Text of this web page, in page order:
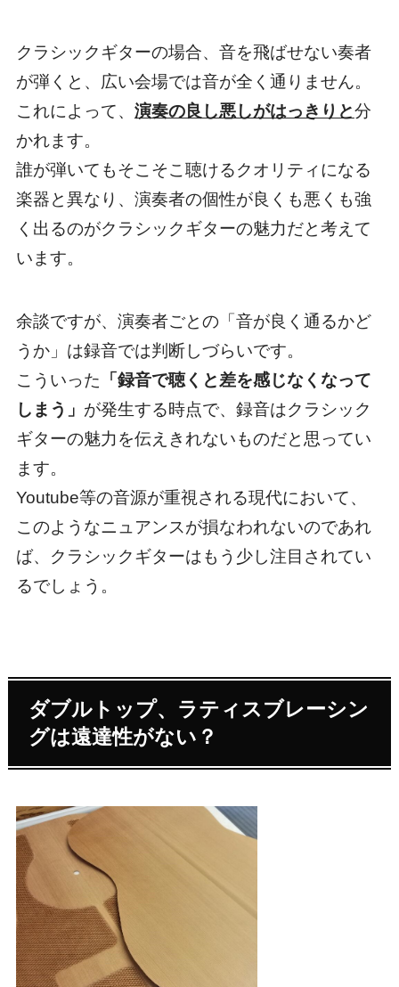
クラシックギターの場合、音を飛ばせない奏者
が弾くと、広い会場では音が全く通りません。
これによって、 演奏の良し悪しがはっきりと分
かれます。
誰が弾いてもそこそこ聴けるクオリティになる
楽器と異なり、 演奏者の個性が良くも悪くも強
く出るのがクラシックギターの魅力だと考えて
います。
余談ですが、演奏者ごとの「音が良く通るかど
うか」は録音では判断しづらいです。
こういった 「録音で聴くと差を感じなくなって
しまう」 が発生する時点で、 録音はクラシック
ギターの魅力を伝えきれないものだと思ってい
ます。
Youtube等の音源が重視される現代において、
このようなニュアンスが損なわれないのであれ
ば、クラシックギターはもう少し注目されてい
るでしょう。
ダブルトップ、ラティスブレーシン
グは遠達性がない？